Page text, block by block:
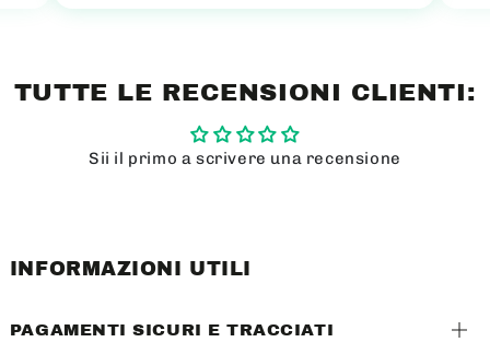
TUTTE LE RECENSIONI CLIENTI:
Sii il primo a scrivere una recensione
INFORMAZIONI UTILI
PAGAMENTI SICURI E TRACCIATI